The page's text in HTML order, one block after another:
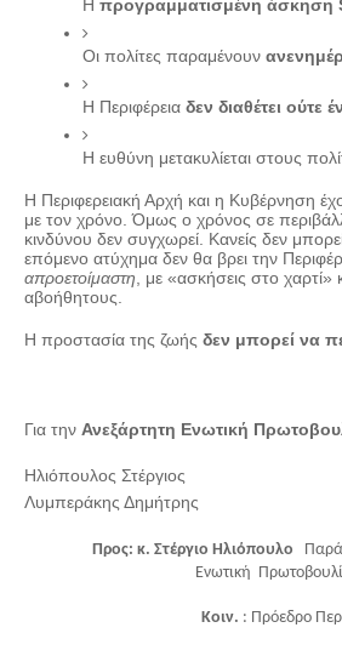
Η προγραμματισμένη άσκηση
Οι πολίτες παραμένουν
Η Περιφέρεια δεν διαθέτει ούτε
Η ευθύνη μετακυλίεται στους
Η Περιφερειακή Αρχή και η Κυβέρνηση
με τον χρόνο. Όμως ο χρόνος σε
κινδύνου δεν συγχωρεί. Κανείς δεν
επόμενο ατύχημα δεν θα βρει την
απροετοίμαστη , με «ασκήσεις στο χαρτί»
αβοήθητους.
Η προστασία της ζωής δεν μπορεί να
Για την Ανεξάρτητη Ενωτική
Ηλιόπουλος Στέργιος
Λυμπεράκης Δημήτρης
Προς: κ. Στέργιο Ηλιόπουλο
Ενωτική
Κοιν. : Πρόεδρο